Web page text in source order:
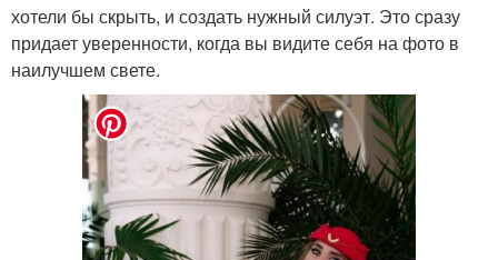
хотели бы скрыть, и создать нужный силуэт. Это сразу
придает уверенности, когда вы видите себя на фото в
наилучшем свете.